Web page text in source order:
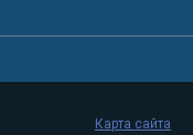
Карта сайта